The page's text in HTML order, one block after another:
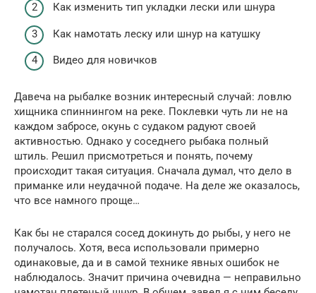
Как изменить тип укладки лески или шнура
Как намотать леску или шнур на катушку
Видео для новичков
Давеча на рыбалке возник интересный случай: ловлю
хищника спиннингом на реке. Поклевки чуть ли не на
каждом забросе, окунь с судаком радуют своей
активностью. Однако у соседнего рыбака полный
штиль. Решил присмотреться и понять, почему
происходит такая ситуация. Сначала думал, что дело в
приманке или неудачной подаче. На деле же оказалось,
что все намного проще…
Как бы не старался сосед докинуть до рыбы, у него не
получалось. Хотя, веса использовали примерно
одинаковые, да и в самой технике явных ошибок не
наблюдалось. Значит причина очевидна — неправильно